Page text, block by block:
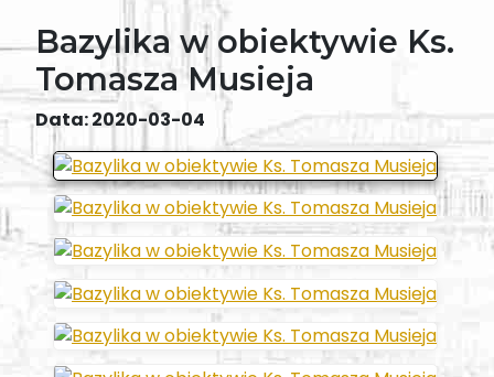
Bazylika w obiektywie Ks.
Tomasza Musieja
Data: 2020-03-04